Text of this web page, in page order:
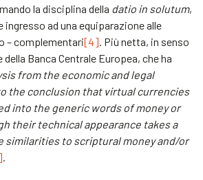
la disciplina della datio in solutum,
ingresso ad una equiparazione alle
– complementari[4]. Più netta, in senso
Banca Centrale Europea, che ha
from the economic and legal
the conclusion that virtual currencies
into the generic words of money or
their technical appearance takes a
similarities to scriptural money and/or
.